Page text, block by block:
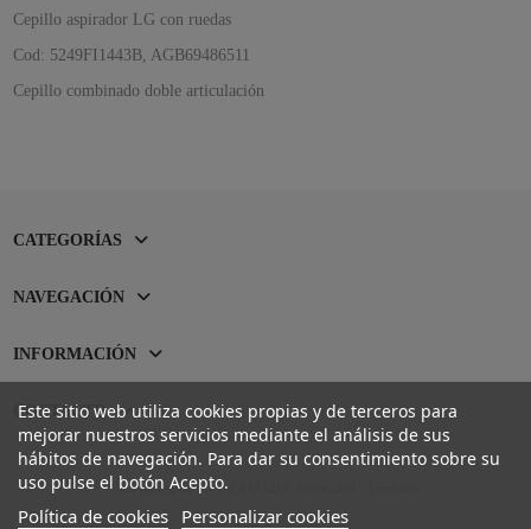
Cepillo aspirador LG con ruedas
Cod: 5249FI1443B, AGB69486511
Cepillo combinado doble articulación
CATEGORÍAS
NAVEGACIÓN
INFORMACIÓN
CONTACTO
Este sitio web utiliza cookies propias y de terceros para
mejorar nuestros servicios mediante el análisis de sus
hábitos de navegación. Para dar su consentimiento sobre su
uso pulse el botón Acepto.
Política de cookies Personalizar cookies
Sitio protegido por reCAPTCHA.